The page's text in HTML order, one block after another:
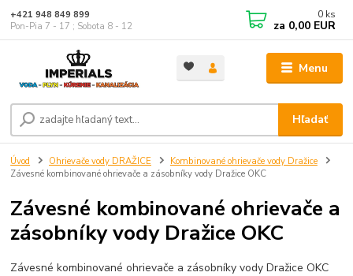
Menu
Hľadať
+421 948 849 899
Pon-Pia 7 - 17 ; Sobota 8 - 12
0 ks
za 0,00 EUR
Úvod Ohrievače vody DRAŽICE
Kombinované ohrievače vody Dražice
Závesné kombinované ohrievače a zásobníky vody Dražice OKC
Závesné kombinované ohrievače a
zásobníky vody Dražice OKC
Závesné kombinované ohrievače a zásobníky vody Dražice OKC